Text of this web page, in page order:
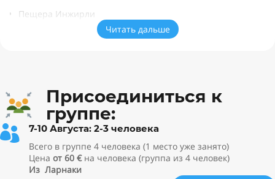
Пещера Инжирли
Замок Отелло
Кафедральный собор Св. Николая
Город-призрак Вароша
Золотой пляж Вароши
Продолжительность: 9 часов
Читать дальше
Присоединиться к
группе:

7-10 Августа: 2-3 человека
Всего в группе 4 человека (1 место уже занято)
Цена от 60 €на человека (группа из 4 человек)
Из Ларнаки